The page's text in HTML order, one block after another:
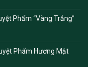
Phẩm “Vàng Trắng”
Phẩm Hương Mật